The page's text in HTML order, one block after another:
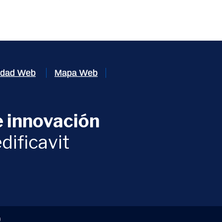
Web Mapa Web
innovación